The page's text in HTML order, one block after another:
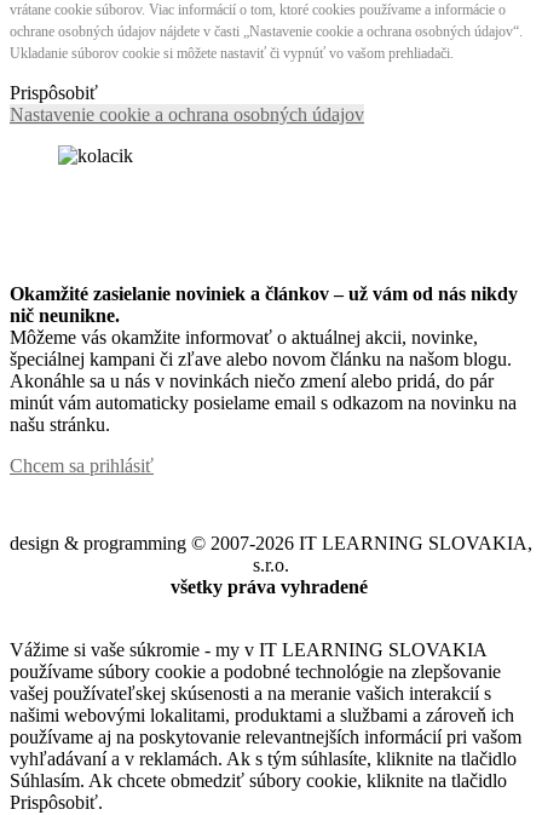
vrátane cookie súborov. Viac informácií o tom, ktoré cookies používame a informácie o
ochrane osobných údajov nájdete v časti „Nastavenie cookie a ochrana osobných údajov“.
Ukladanie súborov cookie si môžete nastaviť či vypnúť vo vašom prehliadači.
Prispôsobiť
Nastavenie cookie a ochrana osobných údajov
Okamžité zasielanie noviniek a článkov – už vám od nás nikdy
nič neunikne.
Môžeme vás okamžite informovať o aktuálnej akcii, novinke,
špeciálnej kampani či zľave alebo novom článku na našom blogu.
Akonáhle sa u nás v novinkách niečo zmení alebo pridá, do pár
minút vám automaticky posielame email s odkazom na novinku na
našu stránku.
Chcem sa prihlásiť
design & programming © 2007-2026 IT LEARNING SLOVAKIA,
s.r.o.
všetky práva vyhradené
Vážime si vaše súkromie - my v IT LEARNING SLOVAKIA
používame súbory cookie a podobné technológie na zlepšovanie
vašej používateľskej skúsenosti a na meranie vašich interakcií s
našimi webovými lokalitami, produktami a službami a zároveň ich
používame aj na poskytovanie relevantnejších informácií pri vašom
vyhľadávaní a v reklamách. Ak s tým súhlasíte, kliknite na tlačidlo
Súhlasím. Ak chcete obmedziť súbory cookie, kliknite na tlačidlo
Prispôsobiť.